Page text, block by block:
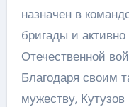
назначен в
бригады и
Отечественной
Благодаря своим
мужеству,